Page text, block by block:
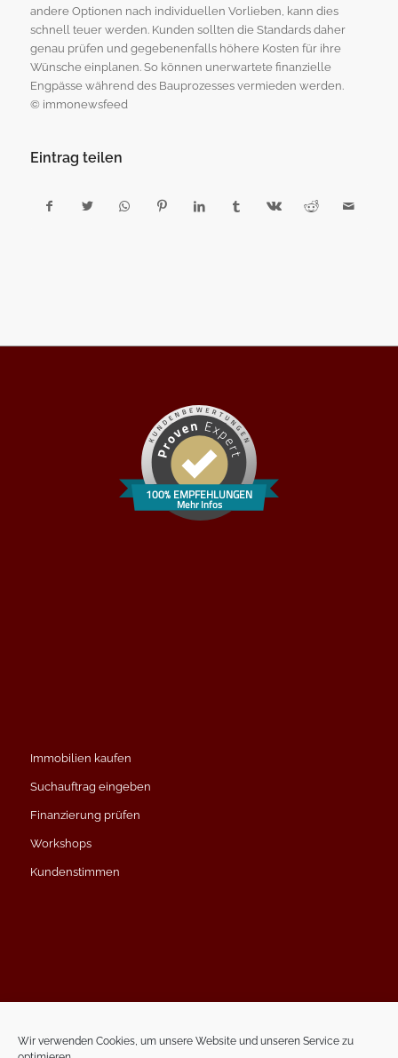
Wir verwenden Cookies, um unsere Website und unseren Service zu
andere Optionen nach individuellen Vorlieben, kann dies
schnell teuer werden. Kunden sollten die Standards daher
genau prüfen und gegebenenfalls höhere Kosten für ihre
Wünsche einplanen. So können unerwartete finanzielle
Engpässe während des Bauprozesses vermieden werden.
© immonewsfeed
Eintrag teilen
100% EMPFEHLUNGEN
Mehr Infos
Immobilien kaufen
Suchauftrag eingeben
Finanzierung prüfen
Workshops
Kundenstimmen
Datenschutzerklärung